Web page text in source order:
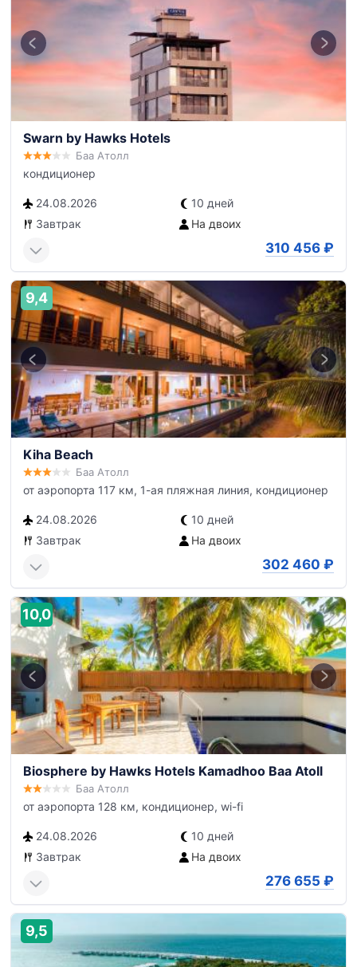
Swarn by Hawks Hotels
Баа Атолл
кондиционер
24.08.2026
10 дней
Завтрак
На двоих
310 456 ₽
9,4
Kiha Beach
Баа Атолл
от аэропорта 117 км, 1-ая пляжная линия, кондиционер
24.08.2026
10 дней
Завтрак
На двоих
302 460 ₽
10,0
Biosphere by Hawks Hotels Kamadhoo Baa Atoll
Баа Атолл
от аэропорта 128 км, кондиционер, wi-fi
24.08.2026
10 дней
Завтрак
На двоих
276 655 ₽
9,5